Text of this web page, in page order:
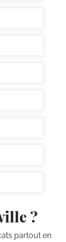
?
partout en